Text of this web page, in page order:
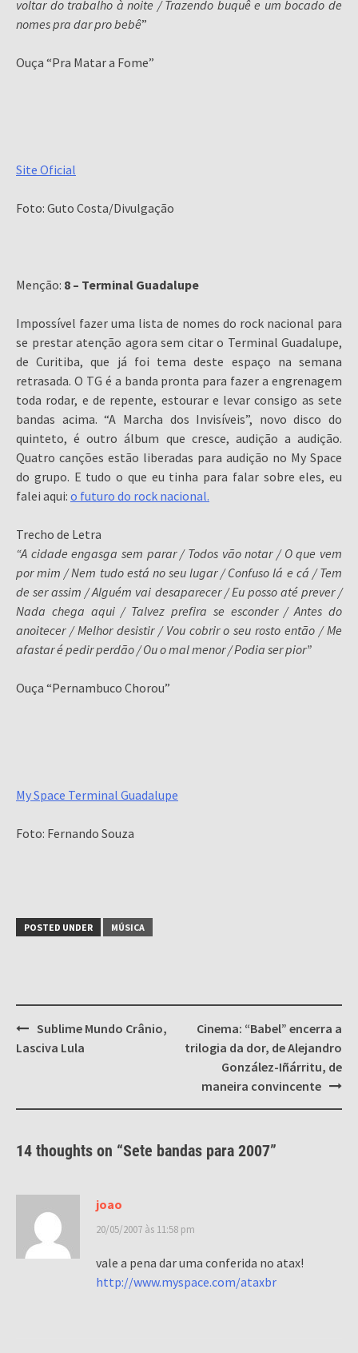
voltar do trabalho à noite / Trazendo buquê e um bocado de
nomes pra dar pro bebê”
Ouça “Pra Matar a Fome”
Site Oficial
Foto: Guto Costa/Divulgação
Menção: 8 – Terminal Guadalupe
Impossível fazer uma lista de nomes do rock nacional para
se prestar atenção agora sem citar o Terminal Guadalupe,
de Curitiba, que já foi tema deste espaço na semana
retrasada. O TG é a banda pronta para fazer a engrenagem
toda rodar, e de repente, estourar e levar consigo as sete
bandas acima. “A Marcha dos Invisíveis”, novo disco do
quinteto, é outro álbum que cresce, audição a audição.
Quatro canções estão liberadas para audição no My Space
do grupo. E tudo o que eu tinha para falar sobre eles, eu
falei aqui: o futuro do rock nacional.
Trecho de Letra
“A cidade engasga sem parar / Todos vão notar / O que vem
por mim / Nem tudo está no seu lugar / Confuso lá e cá / Tem
de ser assim / Alguém vai desaparecer / Eu posso até prever /
Nada chega aqui / Talvez prefira se esconder / Antes do
anoitecer / Melhor desistir / Vou cobrir o seu rosto então / Me
afastar é pedir perdão / Ou o mal menor / Podia ser pior”
Ouça “Pernambuco Chorou”
My Space Terminal Guadalupe
Foto: Fernando Souza
POSTED UNDER MÚSICA
Post
navigation
Sublime Mundo Crânio,
Lasciva Lula
Cinema: “Babel” encerra a
trilogia da dor, de Alejandro
González-Iñárritu, de
maneira convincente
14 thoughts on “Sete bandas para 2007”
joao
20/05/2007 às 11:58 pm
vale a pena dar uma conferida no atax!
http://www.myspace.com/ataxbr